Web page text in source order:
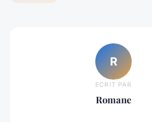
R
ECRIT PAR
Romane